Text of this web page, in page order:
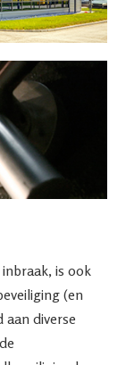
is ook
(en
diverse